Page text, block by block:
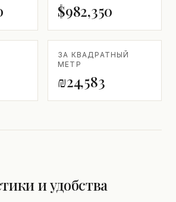
$982,350
ЗА КВАДРАТНЫЙ
МЕТР
₪24,583
и удобства